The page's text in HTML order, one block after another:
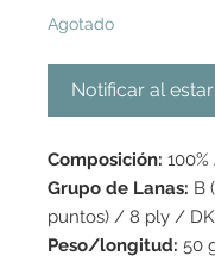
Agotado
Notificar al
Composición:
Grupo de Lanas: B
puntos) / 8 ply /
Peso/longitud: 50